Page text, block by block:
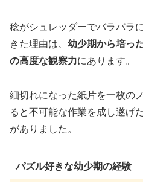
稔がシュレッダーでバラバラ
きた理由は、 幼少期から培っ
の高度な観察力にあります。
細切れになった紙片を一枚の
ると不可能な作業を成し遂げ
がありました。
パズル好きな幼少期の経験